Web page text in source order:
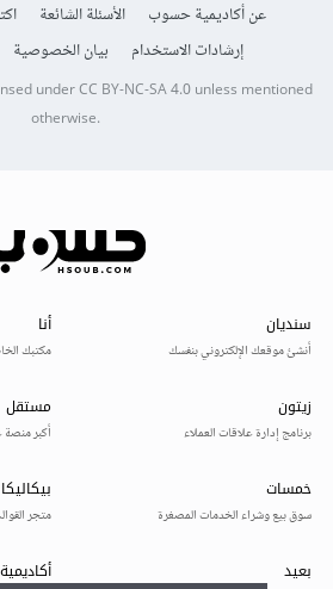
عن أكاديمية حسوب الأسئلة الشائعة
إرشادات الاستخدام
بيان الخصوصية
underCC BY-NC-SA 4.0unless mentioned
otherwise.